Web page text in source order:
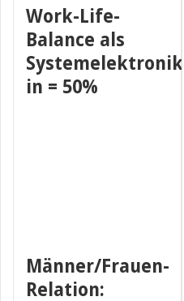
Work-Life-
Balance als
in = 50%
Männer/Frauen-
Relation: